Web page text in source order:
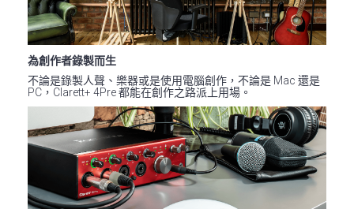
為創作者錄製而生
不論是錄製人聲、樂器或是使用電腦創作，不論是 Mac 還是
PC，Clarett+ 4Pre 都能在創作之路派上用場。